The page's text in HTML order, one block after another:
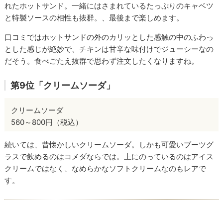
れたホットサンド。一緒にはさまれているたっぷりのキャベツ
と特製ソースの相性も抜群。、最後まで楽しめます。
口コミではホットサンドの外のカリッとした感触の中のふわっ
とした感じが絶妙で、チキンは甘辛な味付けでジューシーなの
だそう。食べごたえ抜群で思わず注文したくなりますね。
第9位「クリームソーダ」
クリームソーダ
560～800円（税込）
続いては、昔懐かしいクリームソーダ。しかも可愛いブーツグ
ラスで飲めるのはコメダならでは。上にのっているのはアイス
クリームではなく、なめらかなソフトクリームなのもレアで
す。